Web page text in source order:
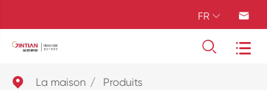
FR  
 
 La maison
Produits